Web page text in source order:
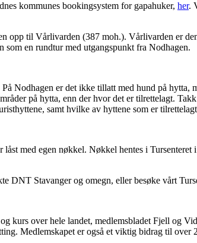
kommunes bookingsystem for gapahuker, her.
opp til Vårlivarden (387 moh.). Vårlivarden er
en rundtur med utgangspunkt fra Nodhagen.
Nodhagen er det ikke tillatt med hund på
på hytta, enn der hvor det er tilrettelagt.
samt hvilke av hyttene som er
med egen nøkkel. Nøkkel hentes i
DNT Stavanger og omegn, eller besøke vårt
kurs over hele landet, medlemsbladet Fjell og
Medlemskapet er også et viktig bidrag til